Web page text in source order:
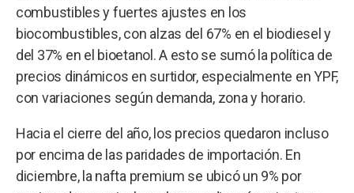
combustibles y fuertes ajustes en los
biocombustibles, con alzas del 67% en el biodiesel y
del 37% en el bioetanol. A esto se sumó la política de
precios dinámicos en surtidor, especialmente en YPF,
con variaciones según demanda, zona y horario.
Hacia el cierre del año, los precios quedaron incluso
por encima de las paridades de importación. En
diciembre, la nafta premium se ubicó un 9% por